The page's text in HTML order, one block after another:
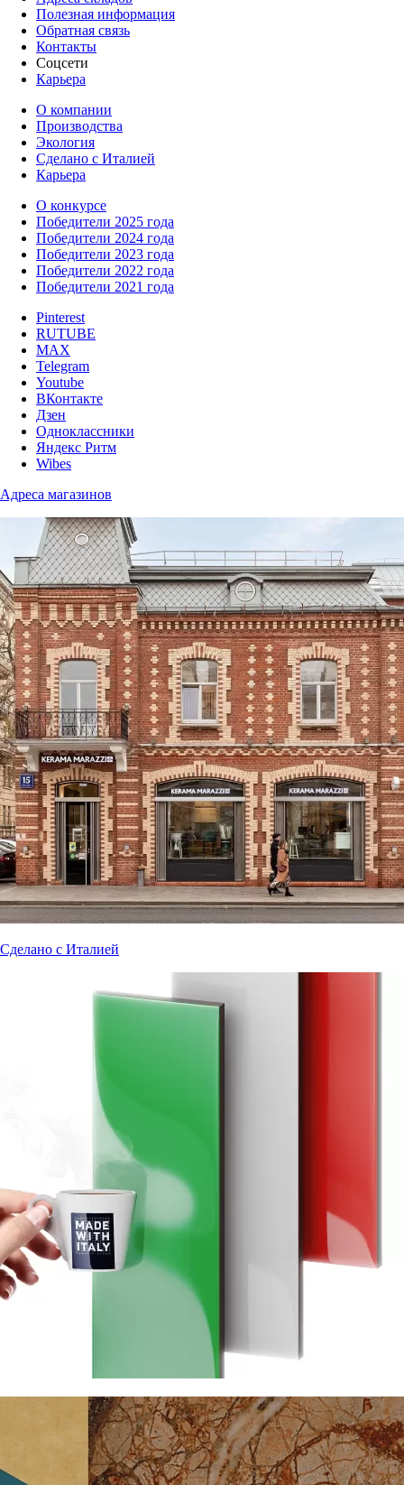
Полезная информация
Обратная связь
Контакты
Соцсети
Карьера
О компании
Производства
Экология
Сделано с Италией
Карьера
О конкурсе
Победители 2025 года
Победители 2024 года
Победители 2023 года
Победители 2022 года
Победители 2021 года
Pinterest
RUTUBE
MAX
Telegram
Youtube
ВКонтакте
Дзен
Одноклассники
Яндекс Ритм
Wibes
Адреса магазинов
Сделано с Италией